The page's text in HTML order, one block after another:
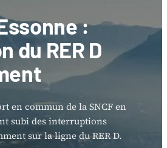
:
du RER D
en commun de la SNCF en
subi des interruptions
sur la ligne du RER D.